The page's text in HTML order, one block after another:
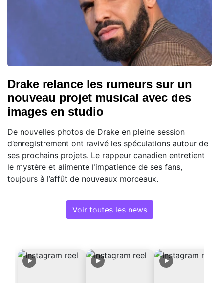
Drake relance les rumeurs sur un
nouveau projet musical avec des
images en studio
De nouvelles photos de Drake en pleine session
d’enregistrement ont ravivé les spéculations autour de
ses prochains projets. Le rappeur canadien entretient
le mystère et alimente l’impatience de ses fans,
toujours à l’affût de nouveaux morceaux.
Voir toutes les news